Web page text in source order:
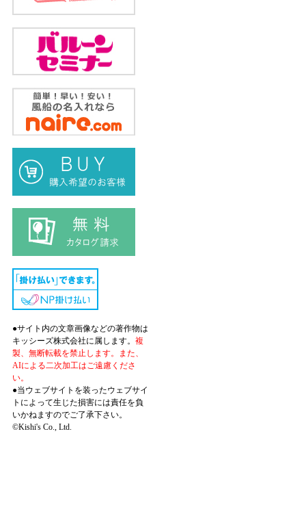
●サイト内の文章画像などの著作物は
キッシーズ株式会社に属します。 複
製、無断転載を禁止します。また、
AIによる二次加工はご遠慮くださ
い。
●当ウェブサイトを装ったウェブサイ
トによって生じた損害には責任を負
いかねますのでご了承下さい。
©Kishi's Co., Ltd.